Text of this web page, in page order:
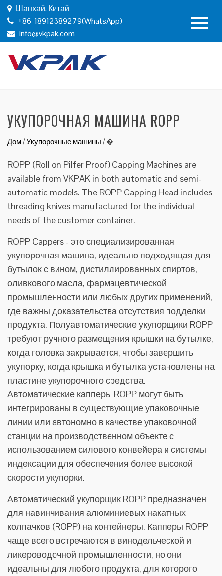
Шанхай, Китай
+86-18912389279(WhatsApp)
info@vkpak.com
УКУПОРОЧНАЯ МАШИНА ROPP
Дом/Укупорочные машины /�
ROPP (Roll on Pilfer Proof) Capping Machines are
available from VKPAK in both automatic and semi-
automatic models. The ROPP Capping Head includes
threading knives manufactured for the individual
needs of the customer container.
ROPP Cappers - это специализированная
укупорочная машина, идеально подходящая для
бутылок с вином, дистиллированных спиртов,
оливкового масла, фармацевтической
промышленности или любых других применений,
где важны доказательства отсутствия подделки
продукта. Полуавтоматические укупорщики ROPP
требуют ручного размещения крышки на бутылке,
когда головка закрывается, чтобы завершить
укупорку, когда крышка и бутылка установлены на
пластине укупорочного средства.
Автоматические капперы ROPP могут быть
интегрированы в существующие упаковочные
линии или автономно в качестве упаковочной
станции на производственном объекте с
использованием силового конвейера и системы
индексации для обеспечения более высокой
скорости укупорки.
Автоматический укупорщик ROPP предназначен
для навинчивания алюминиевых накатных
колпачков (ROPP) на контейнеры. Капперы ROPP
чаще всего встречаются в винодельческой и
ликероводочной промышленности, но они
идеальны для любого продукта, для которого